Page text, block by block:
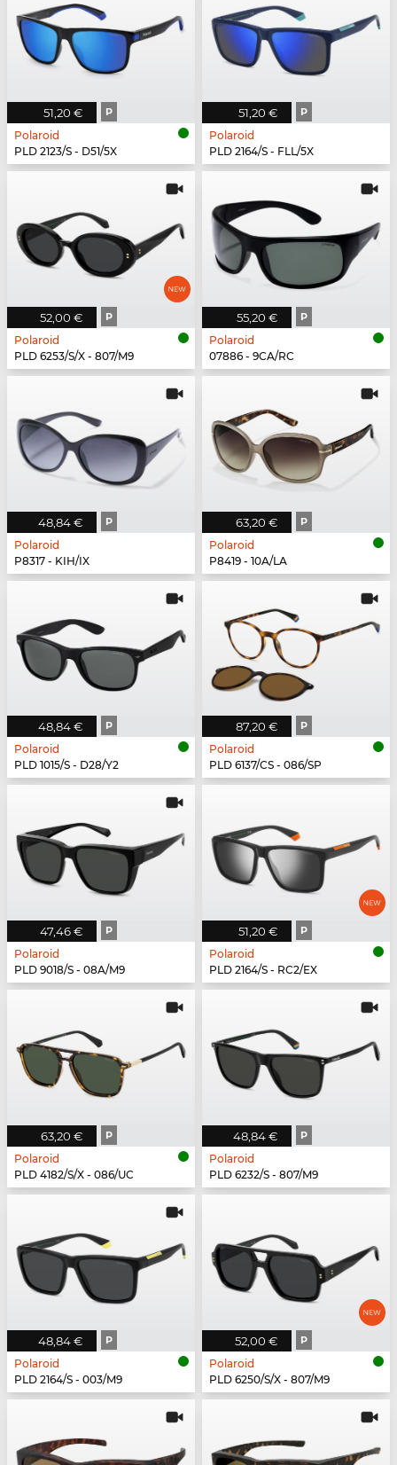
51,20 € P
Polaroid
PLD 2123/S - D51/5X
51,20 € P
Polaroid
PLD 2164/S - FLL/5X
52,00 € P
Polaroid
PLD 6253/S/X - 807/M9
55,20 € P
Polaroid
07886 - 9CA/RC
48,84 € P
Polaroid
P8317 - KIH/IX
63,20 € P
Polaroid
P8419 - 10A/LA
48,84 € P
Polaroid
PLD 1015/S - D28/Y2
87,20 € P
Polaroid
PLD 6137/CS - 086/SP
47,46 € P
Polaroid
PLD 9018/S - 08A/M9
51,20 € P
Polaroid
PLD 2164/S - RC2/EX
63,20 € P
Polaroid
PLD 4182/S/X - 086/UC
48,84 € P
Polaroid
PLD 6232/S - 807/M9
48,84 € P
Polaroid
PLD 2164/S - 003/M9
52,00 € P
Polaroid
PLD 6250/S/X - 807/M9